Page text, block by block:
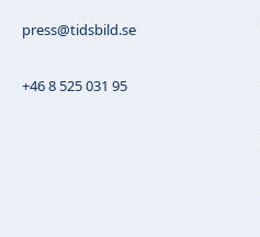
press@tidsbild.se
+46 8 525 031 95